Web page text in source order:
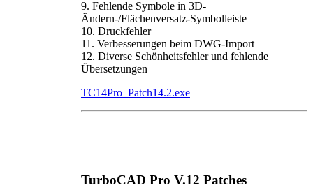
9. Fehlende Symbole in 3D-
Ändern-/Flächenversatz-Symbolleiste
10. Druckfehler
11. Verbesserungen beim DWG-Import
12. Diverse Schönheitsfehler und fehlende
Übersetzungen
TC14Pro_Patch14.2.exe
TurboCAD Pro V.12 Patches